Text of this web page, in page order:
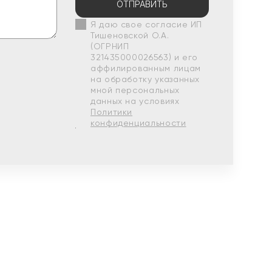
ОТПРАВИТЬ
Я даю свое согласие ИП
Тишеновской О.А.
(ОГРНИП
321435000026563) и его
аффилированным лицам
на обработку указанных
мной персональных
данных на условиях
Политики
конфиденциальности